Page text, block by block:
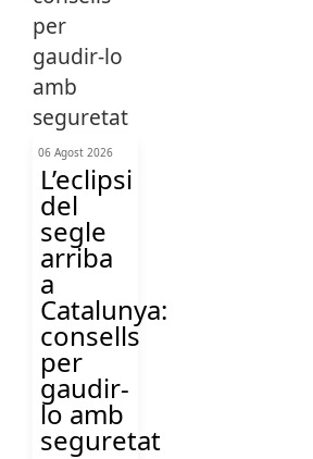
06 Agost 2026
L’eclipsi
del
segle
arriba
a
Catalunya:
consells
per
gaudir-
lo amb
seguretat